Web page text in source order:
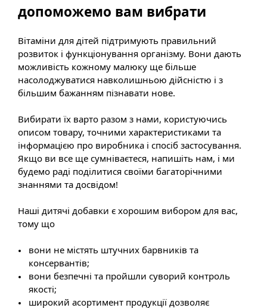
допоможемо вам вибрати
Вітаміни для дітей підтримують правильний
розвиток і функціонування організму. Вони дають
можливість кожному малюку ще більше
насолоджуватися навколишньою дійсністю і з
більшим бажанням пізнавати нове.
Вибирати їх варто разом з нами, користуючись
описом товару, точними характеристиками та
інформацією про виробника і спосіб застосування.
Якщо ви все ще сумніваєтеся, напишіть нам, і ми
будемо раді поділитися своїми багаторічними
знаннями та досвідом!
Наші дитячі добавки є хорошим вибором для вас,
тому що
вони не містять штучних барвників та
консервантів;
вони безпечні та пройшли суворий контроль
якості;
широкий асортимент продукції дозволяє